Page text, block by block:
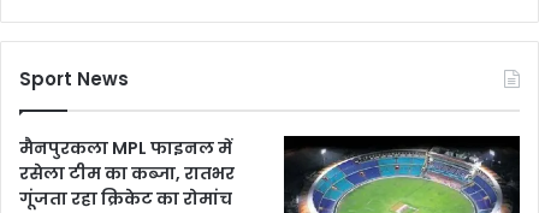
Sport News
मैनपुरकला MPL फाइनल में
रसेला टीम का कब्जा, रातभर
गूंजता रहा क्रिकेट का रोमांच